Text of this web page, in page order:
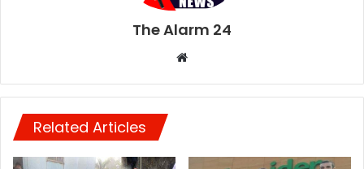
The Alarm 24
Website
Related Articles